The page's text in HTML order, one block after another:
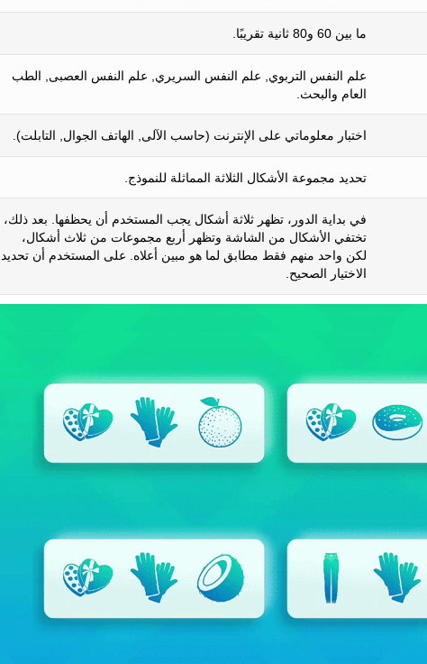
ما بين 60 و80 ثانية تقريبًا.
علم النفس التربوي, علم النفس السريري, علم النفس العصبى, الطب
العام والبحث.
اختبار معلوماتي على الإنترنت (حاسب الآلى, الهاتف الجوال, التابلت).
تحديد مجموعة الأشكال الثلاثة المماثلة للنموذج.
في بداية الدور، تظهر ثلاثة أشكال يجب المستخدم أن يحظفها. بعد ذلك،
تختفي الأشكال من الشاشة وتظهر أربع مجموعات من ثلاث أشكال،
لكن واحد منهم فقط مطابق لما هو مبين أعلاه. على المستخدم أن تحديد
الاختيار الصحيح.